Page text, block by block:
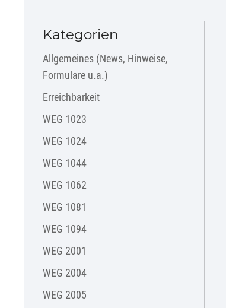
Kategorien
Allgemeines (News, Hinweise,
Formulare u.a.)
Erreichbarkeit
WEG 1023
WEG 1024
WEG 1044
WEG 1062
WEG 1081
WEG 1094
WEG 2001
WEG 2004
WEG 2005